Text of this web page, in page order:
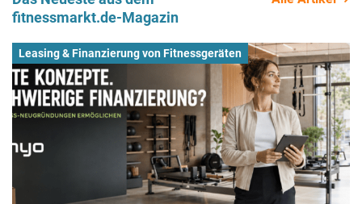
fitnessmarkt.de-Magazin
Leasing & Finanzierung von Fitnessgeräten